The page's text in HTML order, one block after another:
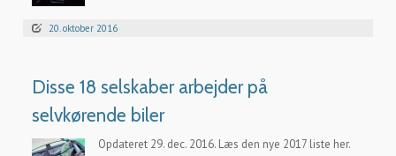
20. oktober 2016
Disse 18 selskaber arbejder på
selvkørende biler
Opdateret 29. dec. 2016. Læs den nye 2017 liste her.